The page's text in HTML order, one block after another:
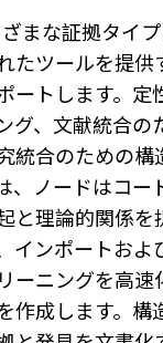
まな証拠タイ
たツールを提供
ートします。定
グ、文献統合の
統合のための構
、ノードはコー
と理論的関係を
インポートおよ
ーニングを高速
作成します。構